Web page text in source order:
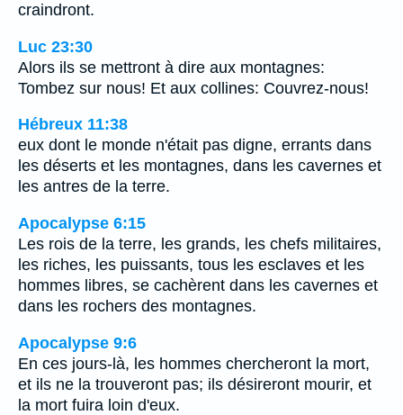
craindront.
Luc 23:30
Alors ils se mettront à dire aux montagnes:
Tombez sur nous! Et aux collines: Couvrez-nous!
Hébreux 11:38
eux dont le monde n'était pas digne, errants dans
les déserts et les montagnes, dans les cavernes et
les antres de la terre.
Apocalypse 6:15
Les rois de la terre, les grands, les chefs militaires,
les riches, les puissants, tous les esclaves et les
hommes libres, se cachèrent dans les cavernes et
dans les rochers des montagnes.
Apocalypse 9:6
En ces jours-là, les hommes chercheront la mort,
et ils ne la trouveront pas; ils désireront mourir, et
la mort fuira loin d'eux.